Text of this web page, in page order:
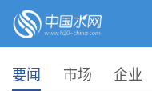
要闻 市场 企业